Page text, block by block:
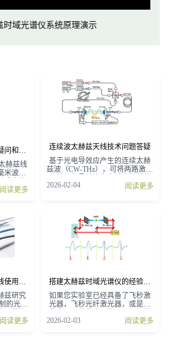
时域光谱仪系统原理演示
问和解
赫兹线
米波长
偏振元
束器或
合器以
器。请
元件，
或耦合
偏振。
阅读更多
连续波太赫兹天线技术问题答疑
基于光电导效应产生的连续太赫
兹波（CW‑THz），可将两路激光
号。连续太赫兹系统的频率分辨
定谱线的精密监测。弗劳恩霍夫
海因里希・赫兹研究所（HHI）
的太赫兹模块采用成熟的通信光
电子技术，可使太赫兹技术更好
地服务于各类工业应用与工业环
境。
2026-02-04 阅读更多
使用注
兹研究
的光纤
时域光
阅读更多
搭建太赫兹时域光谱仪的经验总
结
如果您实验室已经具备了飞秒激
光器，飞秒光纤激光器，或是钛
级放大级出光都行，只要脉冲宽
2026-02-03 阅读更多